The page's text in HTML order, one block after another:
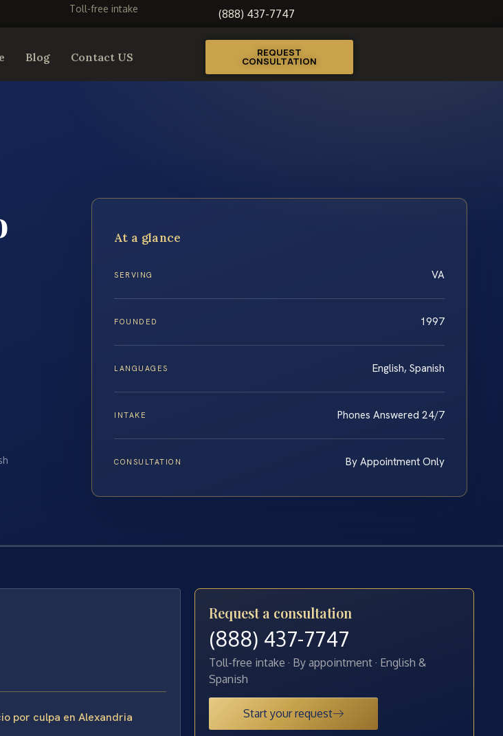
Toll-free intake (888) 437-7747
Blog Contact US REQUEST
CONSULTATION
At a glance
SERVING VA
FOUNDED 1997
LANGUAGES English, Spanish
INTAKE Phones Answered 24/7
CONSULTATION By Appointment Only
por culpa en Alexandria
Request a consultation
(888) 437-7747
Toll-free intake · By appointment · English &
Spanish
Start your request